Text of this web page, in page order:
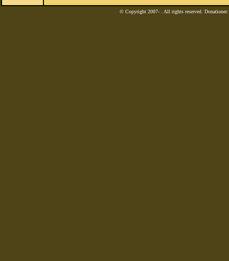
© Copyright 2007- . All rights reserved.